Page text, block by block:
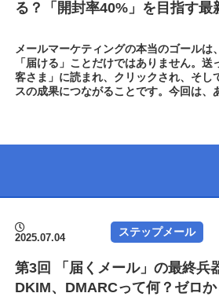
る？「開封率40%」を目指す最
メールマーケティングの本当のゴールは
「届ける」ことだけではありません。送
客さま」に読まれ、クリックされ、そし
スの成果につながることです。今回は、
2025.07.04 ステップメール
第3回 「届くメール」の最終兵
DKIM、DMARCって何？ゼロ